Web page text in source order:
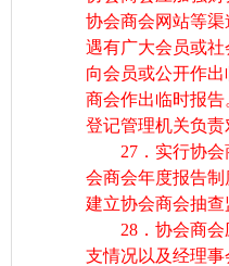
协会商会网站等渠
遇有广大会员或
向会员或公开作
商会作出临时报告
登记管理机关负责
27．实行协会商
会商会年度报告
建立协会商会抽查
28．协会商会应
支情况以及经理